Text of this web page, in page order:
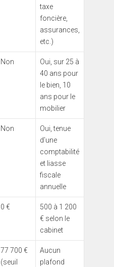
taxe
foncière,
assurances,
etc.)
Non
Oui, sur 25 à
40 ans pour
le bien, 10
ans pour le
mobilier
Non
Oui, tenue
d’une
comptabilité
et liasse
fiscale
annuelle
0 €
500 à 1 200
€ selon le
cabinet
77 700 €
(seuil
Aucun
plafond